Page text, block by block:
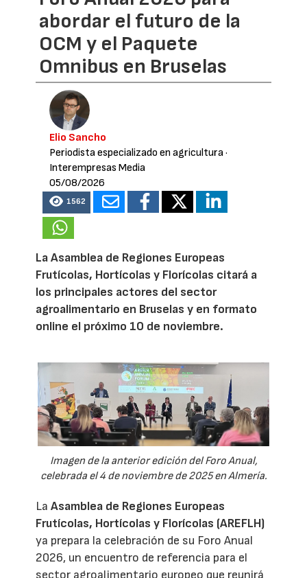
abordar el futuro de la
OCM y el Paquete
Omnibus en Bruselas
Elio Sancho
Periodista especializado en agricultura·
Interempresas Media
05/08/2026
1562
La Asamblea de Regiones Europeas
Frutícolas, Hortícolas y Florícolas citará a
los principales actores del sector
agroalimentario en Bruselas y en formato
online el próximo 10 de noviembre.
Imagen de la anterior edición del Foro Anual,
celebrada el 4 de noviembre de 2025 en Almería.
LaAsamblea de Regiones Europeas
Frutícolas, Hortícolas y Florícolas (AREFLH)
ya prepara la celebración de su Foro Anual
2026, un encuentro de referencia para el